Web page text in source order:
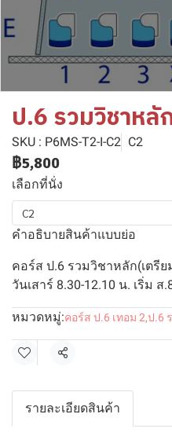
ป.6 รวมวิชาห
SKU : P6MS-T2-I-C2 C2
฿5,800
เลือกที่นั่ง
C2
คำอธิบายสินค้าแบบย่อ
คอร์ส ป.6 รวมวิชาหลัก(เตรี
วันเสาร์ 8.30-12.10 น. เริ่ม ส
หมวดหมู่:คอร์ส ป.6 เทอม 2,ป.6
แชร์
รายละเอียดสินค้า